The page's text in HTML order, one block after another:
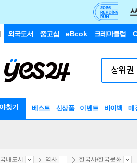
외국도서 중고샵 eBook 크레마클럽
찾기 베스트 신상품 이벤트 바이백 매
국내도서 역사 한국사/한국문화